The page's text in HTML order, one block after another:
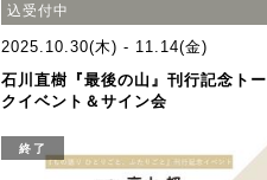
込受付中
2025.10.30(木) - 11.14(金)
石川直樹『最後の山』刊行記念トー
クイベント＆サイン会
終了